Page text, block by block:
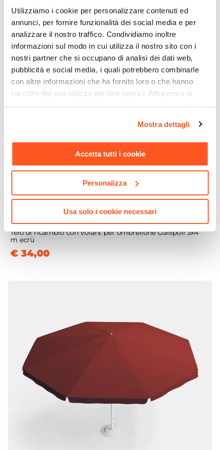
Utilizziamo i cookie per personalizzare contenuti ed
annunci, per fornire funzionalità dei social media e per
analizzare il nostro traffico. Condividiamo inoltre
informazioni sul modo in cui utilizza il nostro sito con i
nostri partner che si occupano di analisi dei dati web,
pubblicità e social media, i quali potrebbero combinarle
con altre informazioni che ha fornito loro o che hanno
raccolto dal suo utilizzo dei loro servizi. Attraverso la
sezione "Mostra dettagli" è possibile gestire le proprie
momento. Per maggiori informazioni si invita a leggere la
nostraCookie Policy.
Mostra dettagli
Accetta tutti i cookie
Personalizza
Usa solo i cookie necessari
Telo di ricambio con volant per ombrellone Gallipoli 3x4
m ecrù
€ 34,00